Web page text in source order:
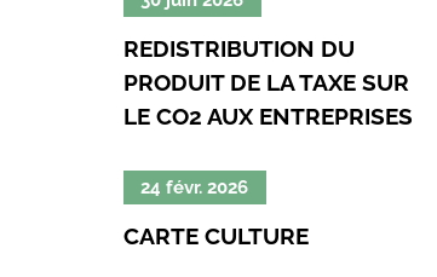
REDISTRIBUTION DU
PRODUIT DE LA TAXE SUR
LE CO2 AUX ENTREPRISES
suite
de
«
du
produit
de
24 févr. 2026
CARTE CULTURE
Lire
suite